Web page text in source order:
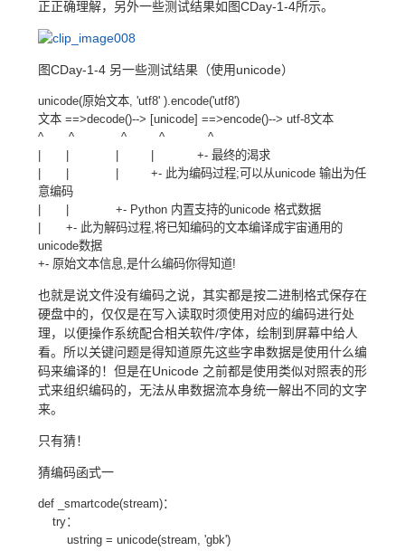
正正确理解，另外一些测试结果如图CDay-1-4所示。
图CDay-1-4 另一些测试结果（使用unicode）
unicode(原始文本, 'utf8' ).encode('utf8')
文本 ==>decode()--> [unicode] ==>encode()--> utf-8文本
^ ^ ^ ^ ^
| | | | +- 最终的渴求
| | | +- 此为编码过程;可以从unicode 输出为任
意编码
| | +- Python 内置支持的unicode 格式数据
| +- 此为解码过程,将已知编码的文本编译成宇宙通用的
unicode数据
+- 原始文本信息,是什么编码你得知道!
也就是说文件没有编码之说，其实都是按二进制格式保存在
硬盘中的，仅仅是在写入读取时须使用对应的编码进行处
理，以便操作系统配合相关软件/字体，绘制到屏幕中给人
看。所以关键问题是得知道原先这些字串数据是使用什么编
码来编译的！但是在Unicode 之前都是使用类似对照表的形
式来组织编码的，无法从串数据流本身统一解出不同的文字
来。
只有猜！
猜编码函式一
def _smartcode(stream)：
try：
ustring = unicode(stream, 'gbk')